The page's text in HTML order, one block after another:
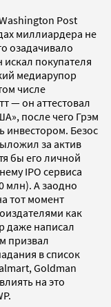
Post
миллиардера не
озадачивало
искал покупателя
медиарупор
числе
— он аттестовал
после чего Грэм
инвестором. Безос
за актив
бы его личной
IPO сервиса
млн). А заодно
тот момент
как
даже написал
призвал
в список
Goldman
на это